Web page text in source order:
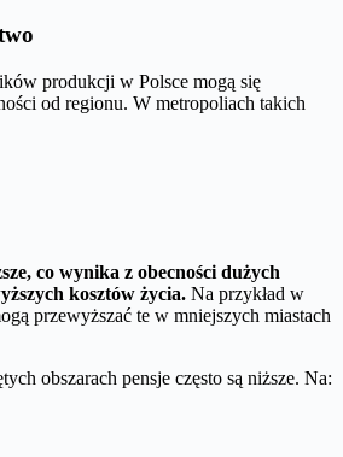
produkcji w Polsce mogą się
od regionu. W metropoliach takich
co wynika z obecności dużych
kosztów życia. Na przykład w
przewyższać te w mniejszych miastach
obszarach pensje często są niższe. Na: